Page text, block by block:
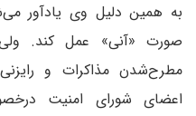
به همین دلیل وی یادآور
صورت «آنی» عمل کند.
مطرح‌شدن مذاکرات و
اعضای شورای امنیت